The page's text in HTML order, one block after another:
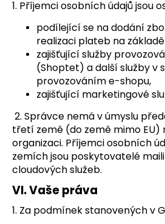
1. Příjemci osobních údajů jsou
podílející se na dodání
realizaci plateb na
zajišťující služby
(Shoptet) a další služby v
provozováním e-shopu,
zajišťující marketingové
2. Správce nemá v úmyslu
třetí země (do země mimo EU)
organizaci. Příjemci osobních
zemích jsou poskytovatelé
cloudových služeb.
VI.Vaše práva
1. Za podmínek stanovených v